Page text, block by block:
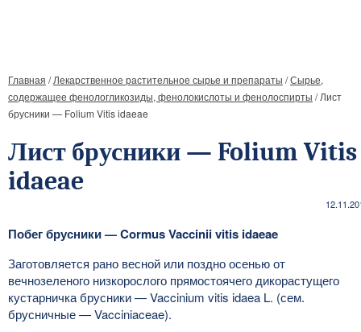
Главная /Лекарственное растительное сырье и препараты /Сырье,
содержащее фенологликозиды, фенолокислоты и фенолоспирты /Лист
брусники — Folium Vitis idaeae
Лист брусники — Folium Vitis
idaeae
Побег брусники — Cormus Vaccinii vitis idaeae
Заготовляется рано весной или поздно осенью от
вечнозеленого низкорослого прямостоячего дикорастущего
кустарничка брусники — Vaccinium vitis idaea L. (сем.
брусничные — Vacciniaceae).